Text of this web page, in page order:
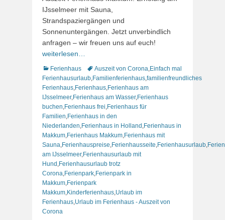
IJsselmeer mit Sauna,
Strandspaziergängen und
Sonnenuntergängen. Jetzt unverbindlich
anfragen – wir freuen uns auf euch!
weiterlesen…
Kategorien
Ferienhaus Schlagworte
Auszeit von Corona Einfach mal
Ferienhausurlaub Familienferienhaus familienfreundliches
Ferienhaus Ferienhaus Ferienhaus am
IJsselmeer, Ferienhaus am Wasser, Ferienhaus
buchen Ferienhaus frei Ferienhaus für
Familien Ferienhaus in den
Niederlanden Ferienhaus in Holland Ferienhaus in
Makkum Ferienhaus Makkum Ferienhaus mit
Sauna Ferienhauspreise Ferienhausseite Ferienhausurlaub
am IJsselmeer, Ferienhausurlaub mit
Hund Ferienhausurlaub trotz
Corona Ferienpark Ferienpark in
Makkum Ferienpark
Makkum Kinderferienhaus Urlaub im
Ferienhaus Urlaub im Ferienhaus - Auszeit von
Corona